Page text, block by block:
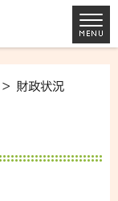
> 財政状況